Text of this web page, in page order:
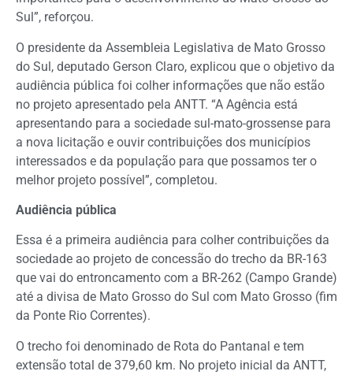
Sul”, reforçou.
O presidente da Assembleia Legislativa de Mato Grosso
do Sul, deputado Gerson Claro, explicou que o objetivo da
audiência pública foi colher informações que não estão
no projeto apresentado pela ANTT. “A Agência está
apresentando para a sociedade sul-mato-grossense para
a nova licitação e ouvir contribuições dos municípios
interessados e da população para que possamos ter o
melhor projeto possível”, completou.
Audiência pública
Essa é a primeira audiência para colher contribuições da
sociedade ao projeto de concessão do trecho da BR-163
que vai do entroncamento com a BR-262 (Campo Grande)
até a divisa de Mato Grosso do Sul com Mato Grosso (fim
da Ponte Rio Correntes).
O trecho foi denominado de Rota do Pantanal e tem
extensão total de 379,60 km. No projeto inicial da ANTT,